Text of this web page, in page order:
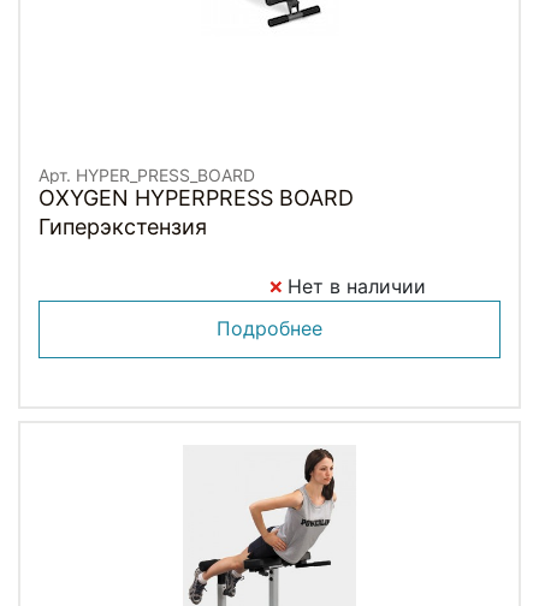
Арт. HYPER_PRESS_BOARD
OXYGEN HYPERPRESS BOARD
Гиперэкстензия
Нет в наличии
Подробнее